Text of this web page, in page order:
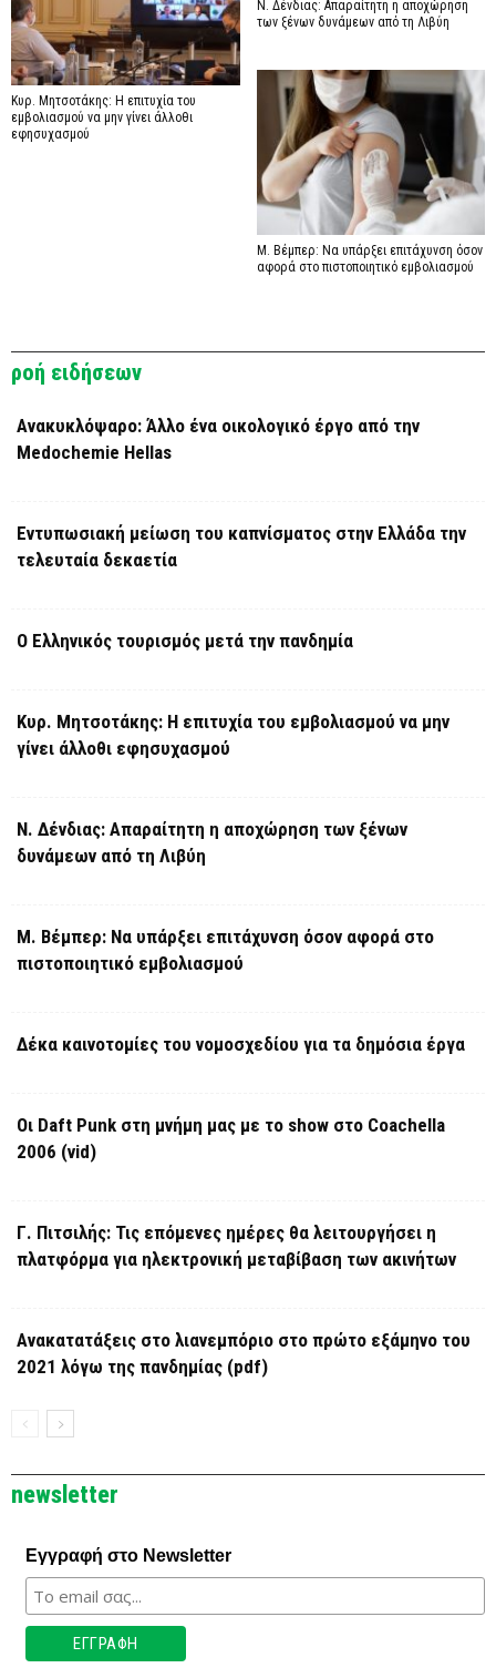
Κυρ. Μητσοτάκης: Η επιτυχία του
εμβολιασμού να μην γίνει άλλοθι
εφησυχασμού
Ν. Δένδιας: Απαραίτητη η αποχώρηση
των ξένων δυνάμεων από τη Λιβύη
Μ. Βέμπερ: Να υπάρξει επιτάχυνση όσον
αφορά στο πιστοποιητικό εμβολιασμού
ροή ειδήσεων
Ανακυκλόψαρο: Άλλο ένα οικολογικό έργο από την
Medochemie Hellas
Εντυπωσιακή μείωση του καπνίσματος στην Ελλάδα την
τελευταία δεκαετία
Ο Ελληνικός τουρισμός μετά την πανδημία
Κυρ. Μητσοτάκης: Η επιτυχία του εμβολιασμού να μην
γίνει άλλοθι εφησυχασμού
Ν. Δένδιας: Απαραίτητη η αποχώρηση των ξένων
δυνάμεων από τη Λιβύη
Μ. Βέμπερ: Να υπάρξει επιτάχυνση όσον αφορά στο
πιστοποιητικό εμβολιασμού
Δέκα καινοτομίες του νομοσχεδίου για τα δημόσια έργα
Οι Daft Punk στη μνήμη μας με το show στο Coachella
2006 (vid)
Γ. Πιτσιλής: Τις επόμενες ημέρες θα λειτουργήσει η
πλατφόρμα για ηλεκτρονική μεταβίβαση των ακινήτων
Ανακατατάξεις στο λιανεμπόριο στο πρώτο εξάμηνο του
2021 λόγω της πανδημίας (pdf)
newsletter
Εγγραφή στο Newsletter